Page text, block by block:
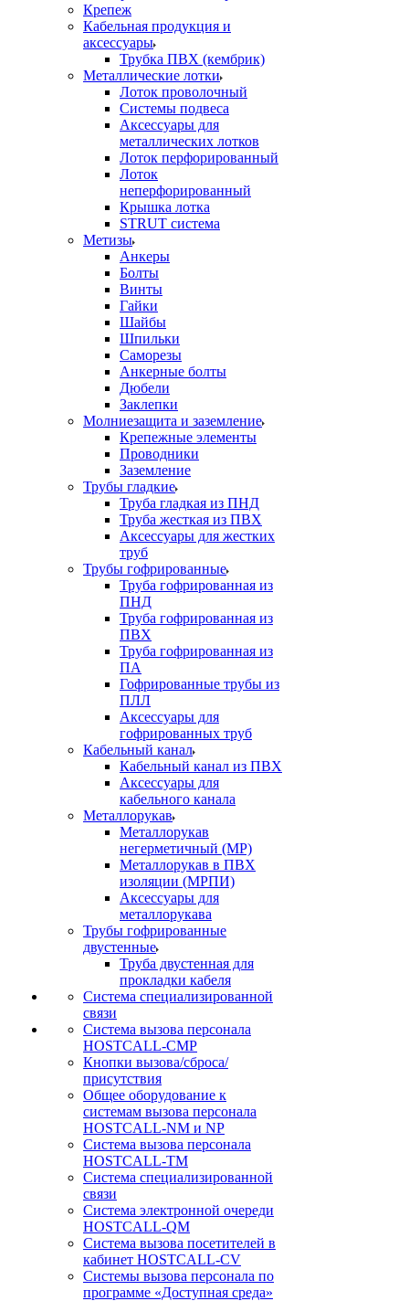
Крепеж
Кабельная продукция и
аксессуары
Трубка ПВХ (кембрик)
Металлические лотки
Лоток проволочный
Системы подвеса
Аксессуары для
металлических лотков
Лоток перфорированный
Лоток
неперфорированный
Крышка лотка
STRUT система
Метизы
Анкеры
Болты
Винты
Гайки
Шайбы
Шпильки
Саморезы
Анкерные болты
Дюбели
Заклепки
Молниезащита и заземление
Крепежные элементы
Проводники
Заземление
Трубы гладкие
Труба гладкая из ПНД
Труба жесткая из ПВХ
Аксессуары для жестких
труб
Трубы гофрированные
Труба гофрированная из
ПНД
Труба гофрированная из
ПВХ
Труба гофрированная из
ПА
Гофрированные трубы из
ПЛЛ
Аксессуары для
гофрированных труб
Кабельный канал
Кабельный канал из ПВХ
Аксессуары для
кабельного канала
Металлорукав
Металлорукав
негерметичный (МР)
Металлорукав в ПВХ
изоляции (МРПИ)
Аксессуары для
металлорукава
Трубы гофрированные
двустенные
Труба двустенная для
прокладки кабеля
Система специализированной
связи
Cистема вызова персонала
HOSTCALL-CMP
Кнопки вызова/сброса/
присутствия
Общее оборудование к
системам вызова персонала
HOSTCALL-NM и NP
Система вызова персонала
HOSTCALL-TM
Система специализированной
связи
Система электронной очереди
HOSTCALL-QM
Cистема вызова посетителей в
кабинет HOSTCALL-CV
Системы вызова персонала по
программе «Доступная среда»